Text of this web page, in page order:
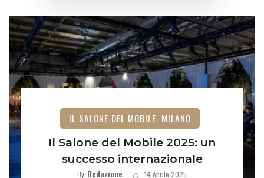
IL SALONE DEL MOBILE. MILANO
Il Salone del Mobile 2025: un
successo internazionale
By Redazione 14 Aprile 2025